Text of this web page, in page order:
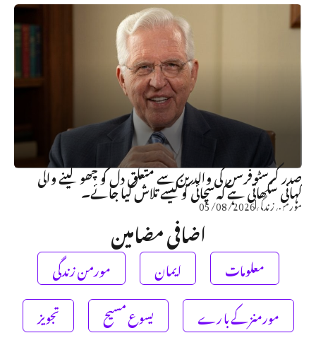
صدر کرسٹوفرسن کی والدین سے متعلق دل کو چھو لینے والی
کہانی سکھاتی ہے کہ سچائی کو کیسے تلاش کیا جائے۔
مورمن زندگی05/08/2026
اضافی مضامین
معلومات ایمان
مورمن زندگی
مورمنز کے با رے
یسوع مسیح
تجویز